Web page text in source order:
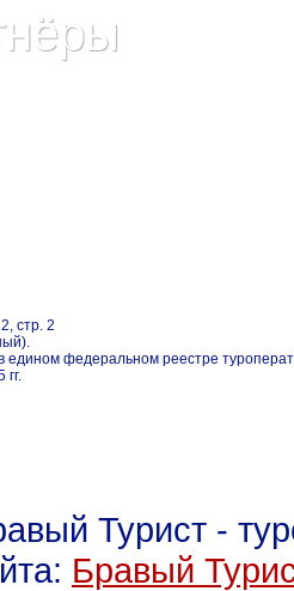
стр. 2
федеральном реестре
Турист -
Бравый